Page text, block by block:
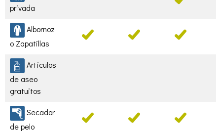
privada
Albornoz
o Zapatillas
Artículos
de aseo
gratuitos
Secador
de pelo